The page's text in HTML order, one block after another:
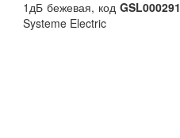
1дБ бежевая, код GSL000291
Systeme Electric